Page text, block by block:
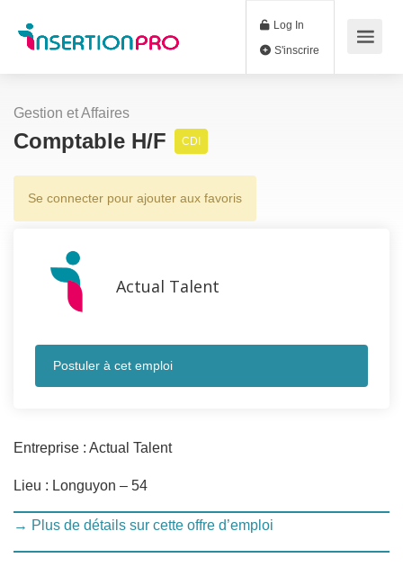
Log In
Gestion et Affaires
Comptable H/F CDI
Se connecter pour ajouter aux favoris
Actual Talent
Postuler à cet emploi
Entreprise : Actual Talent
Lieu : Longuyon – 54
→ Plus de détails sur cette offre d’emploi